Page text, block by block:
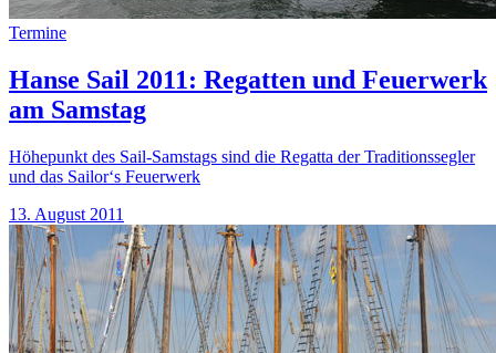
Termine
Hanse Sail 2011: Regatten und Feuerwerk
am Samstag
Höhepunkt des Sail-Samstags sind die Regatta der Traditionssegler
und das Sailor‘s Feuerwerk
13. August 2011